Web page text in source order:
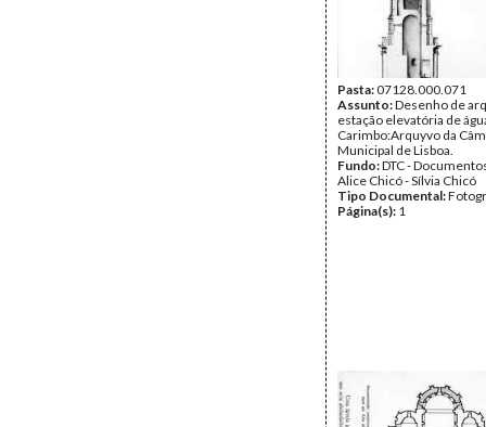
Pasta:07128.000.071
Assunto:Desenho de
estação elevatória de
Carimbo:Arquyvo da
Municipal de Lisboa.
Fundo:DTC -
Alice Chicó - Sílvia Chicó
Tipo Documental:
Página(s): 1